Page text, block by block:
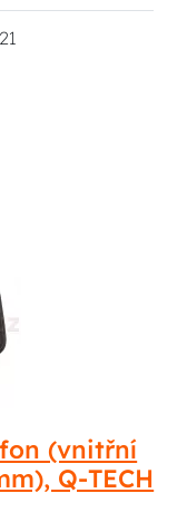
(vnitřní
Q-TECH